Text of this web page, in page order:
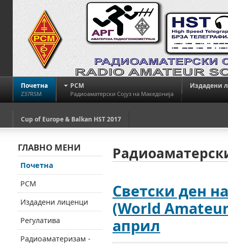
Почетна
Z37RSM
РСМ
Радиоаматерски Сојуз на Македонија
Издадени
Cup of Europe & Balkan HST 2017
Светски ден
(World
април
ГЛАВНО МЕНИ
Почетна
РСМ
Издадени лиценци
Регулатива
Радиоаматеризам -